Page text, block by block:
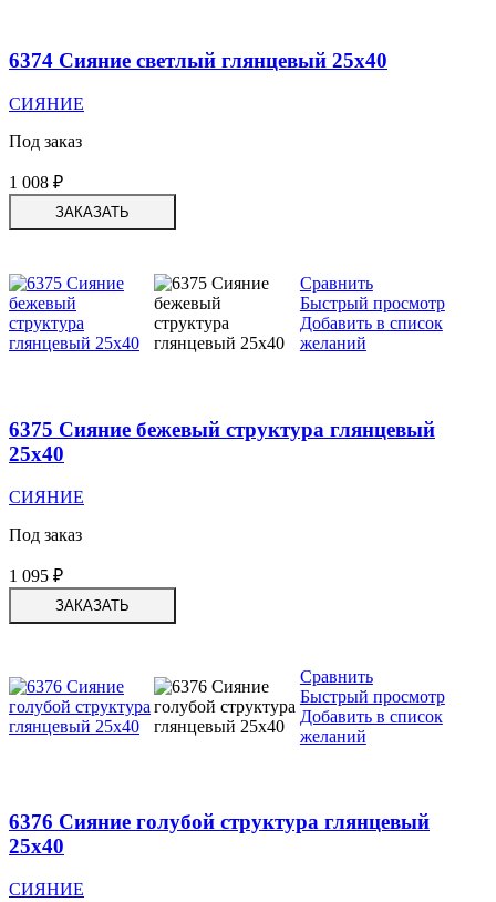
6374 Сияние светлый глянцевый 25х40
СИЯНИЕ
Под заказ
1 008 ₽
ЗАКАЗАТЬ
Сравнить
Быстрый просмотр
Добавить в список
желаний
6375 Сияние бежевый структура глянцевый
25х40
СИЯНИЕ
Под заказ
1 095 ₽
ЗАКАЗАТЬ
Сравнить
Быстрый просмотр
Добавить в список
желаний
6376 Сияние голубой структура глянцевый
25х40
СИЯНИЕ